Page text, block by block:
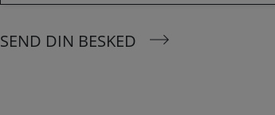
SEND DIN BESKED